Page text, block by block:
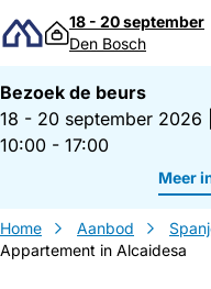
Direct naar inhoud
18 - 20 september
Den Bosch
Bezoek de beurs
18 - 20 september 2026
10:00 - 17:00
Meer
Home Aanbod
Appartement in Alcaidesa